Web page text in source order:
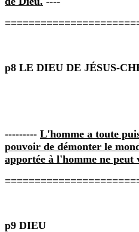
p8 LE DIEU DE
--------- L'homme a toute
pouvoir de démonter le
apportée à l'homme ne peut
p9 DIEU